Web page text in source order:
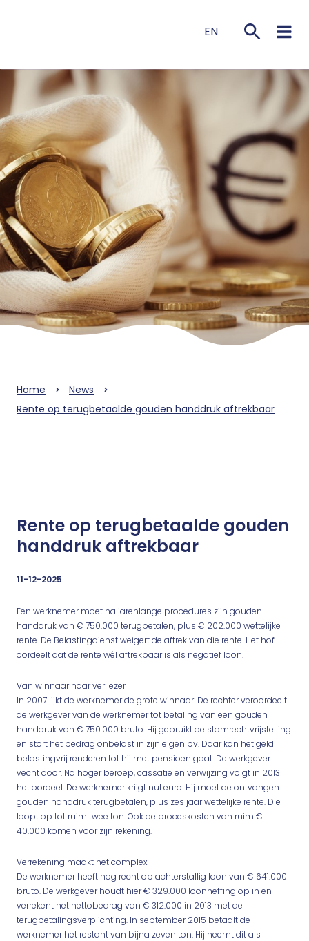
EN
Home
News
Rente op terugbetaalde gouden handdruk aftrekbaar
Rente op terugbetaalde gouden
handdruk aftrekbaar
11-12-2025
Een werknemer moet na jarenlange procedures zijn gouden
handdruk van € 750.000 terugbetalen, plus € 202.000 wettelijke
rente. De Belastingdienst weigert de aftrek van die rente. Het hof
oordeelt dat de rente wél aftrekbaar is als negatief loon.
Van winnaar naar verliezer
In 2007 lijkt de werknemer de grote winnaar. De rechter veroordeelt
de werkgever van de werknemer tot betaling van een gouden
handdruk van € 750.000 bruto. Hij gebruikt de stamrechtvrijstelling
en stort het bedrag onbelast in zijn eigen bv. Daar kan het geld
belastingvrij renderen tot hij met pensioen gaat. De werkgever
vecht door. Na hoger beroep, cassatie en verwijzing volgt in 2013
het oordeel. De werknemer krijgt nul euro. Hij moet de ontvangen
gouden handdruk terugbetalen, plus zes jaar wettelijke rente. Die
loopt op tot ruim twee ton. Ook de proceskosten van ruim €
40.000 komen voor zijn rekening.
Verrekening maakt het complex
De werknemer heeft nog recht op achterstallig loon van € 641.000
bruto. De werkgever houdt hier € 329.000 loonheffing op in en
verrekent het nettobedrag van € 312.000 in 2013 met de
terugbetalingsverplichting. In september 2015 betaalt de
werknemer het restant van bijna zeven ton. Hij neemt dit als